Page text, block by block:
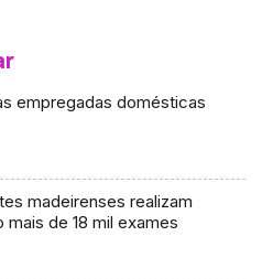
madeirenses realizam
mais de 18 mil exames